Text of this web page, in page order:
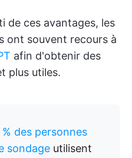
de ces avantages, les
ont souvent recours à
afin d'obtenir des
plus utiles.
% des personnes
sondage utilisent